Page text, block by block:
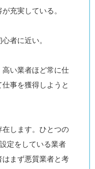
充実している。
者に近い。
い業者ほど常に仕
事を獲得しようと
在します。ひとつの
定をしている業者
はまず悪質業者と考